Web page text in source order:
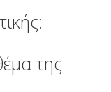
της